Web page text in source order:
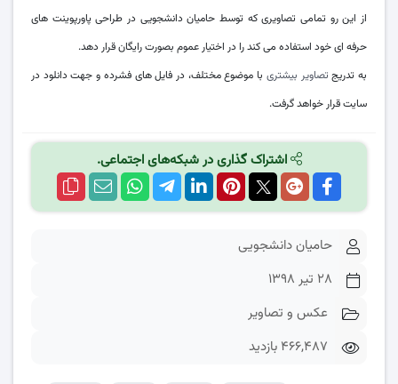
از این رو تمامی تصاویری که توسط حامیان دانشجویی در طراحی پاورپوینت های
حرفه ای خود استفاده می کند را در اختیار عموم بصورت رایگان قرار دهد.
به تدریج تصاویر بیشتری با موضوع مختلف، در فایل های فشرده و جهت دانلود در
سایت قرار خواهد گرفت.
اشتراک گذاری در شبکه‌های اجتماعی.
حامیان دانشجویی
۲۸ تیر ۱۳۹۸
عکس و تصاویر
466,487 بازدید